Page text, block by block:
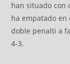
han situado con
ha empatado
doble penalti a
4-3.